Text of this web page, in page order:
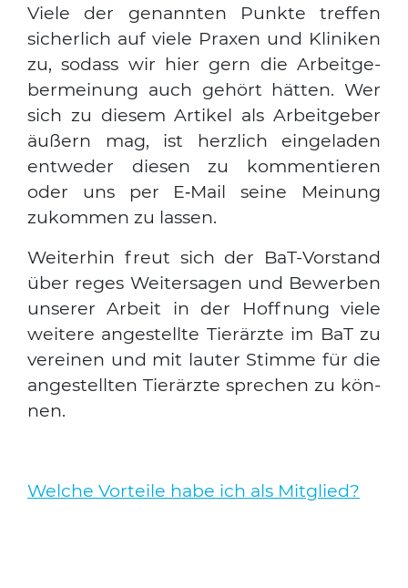
Vie­le der genann­ten Punk­te tref­fen
sicher­lich auf vie­le Pra­xen und Kli­ni­ken
zu, sodass wir hier gern die Arbeit­ge­
ber­mei­nung auch gehört hät­ten. Wer
sich zu die­sem Arti­kel als Arbeit­ge­ber
äußern mag, ist herz­lich ein­ge­la­den
ent­we­der die­sen zu kom­men­tie­ren
oder uns per E‑Mail sei­ne Mei­nung
zukom­men zu las­sen.
Wei­ter­hin freut sich der BaT-Vor­stand
über reges Wei­ter­sa­gen und Bewer­ben
unse­rer Arbeit in der Hoff­nung vie­le
wei­te­re ange­stell­te Tier­ärz­te im BaT zu
ver­ei­nen und mit lau­ter Stim­me für die
ange­stell­ten Tier­ärz­te spre­chen zu kön­
nen.
Wel­che Vor­tei­le habe ich als Mit­glied?